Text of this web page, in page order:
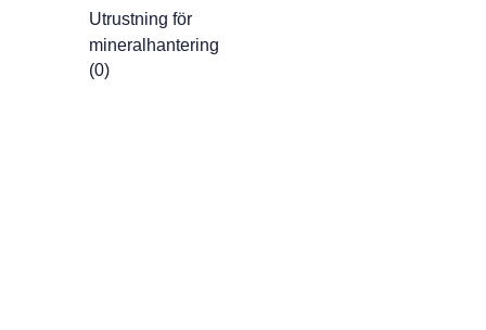
Utrustning för
mineralhantering
(0)